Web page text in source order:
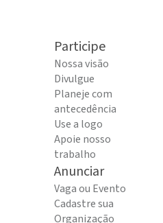
Participe
Nossa visão
Divulgue
Planeje com
antecedência
Use a logo
Apoie nosso
trabalho
Anunciar
Vaga ou Evento
Cadastre sua
Organização